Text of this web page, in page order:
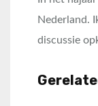
Nederland.
discussie